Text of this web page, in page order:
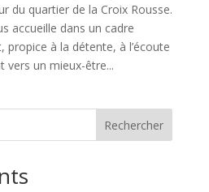
du quartier de la Croix Rousse.
accueille dans un cadre
propice à la détente, à l’écoute
vers un mieux-être...
Rechercher